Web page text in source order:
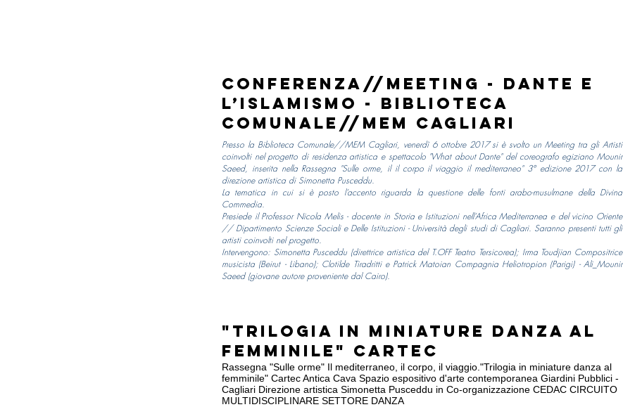
Conferenza//Meeting - Dante e
L’islamismo - Biblioteca
Comunale//MEM Cagliari
Presso la Biblioteca Comunale//MEM Cagliari, venerdì 6 ottobre 2017 si è svolto un Meeting tra gli Artisti
coinvolti nel progetto di residenza artistica e spettacolo "What about Dante" del coreografo egiziano Mounir
Saeed, inserita nella Rassegna "Sulle orme, il il corpo il viaggio il mediterraneo" 3° edizione 2017 con la
direzione artistica di Simonetta Pusceddu.
La tematica in cui si è posto l’accento riguarda la questione delle fonti arabo-musulmane della Divina
Commedia.
Presiede il Professor Nicola Melis - docente in Storia e Istituzioni nell’Africa Mediterranea e del vicino Oriente
// Dipartimento Scienze Sociali e Delle Istituzioni - Università degli studi di Cagliari. Saranno presenti tutti gli
artisti coinvolti nel progetto.
Intervengono: Simonetta Pusceddu (direttrice artistica del T.OFF Teatro Tersicorea); Irma Toudjian Compositrice
musicista (Beirut - Libano); Clotilde Tiradritti e Patrick Matoian Compagnia Heliotropion (Parigi) - Ali_Mounir
Saeed (giovane autore proveniente dal Cairo).
"Trilogia in miniature danza al
femminile" Cartec
Rassegna "Sulle orme" Il mediterraneo, il corpo, il viaggio."Trilogia in miniature danza al
femminile" Cartec Antica Cava Spazio espositivo d'arte contemporanea Giardini Pubblici -
Cagliari Direzione artistica Simonetta Pusceddu in Co-organizzazione CEDAC CIRCUITO
MULTIDISCIPLINARE SETTORE DANZA